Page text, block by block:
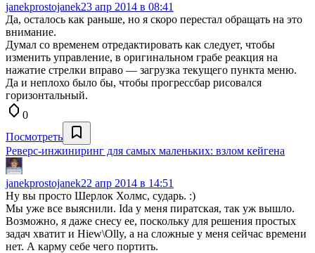
janekprostojanek23 апр 2014 в 08:41
Да, осталось как раньше, но я скоро перестал обращать на это
внимание.
Думал со временем отредактировать как следует, чтобы
изменить управление, в оригинальном грабе реакция на
нажатие стрелки вправо — загрузка текущего пункта меню.
Да и неплохо было бы, чтобы прогрессбар рисовался
горизонтальный.
0
Посмотреть
Реверс-инжиниринг для самых маленьких: взлом кейгена
janekprostojanek22 апр 2014 в 14:51
Ну вы просто Шерлок Холмс, сударь. :)
Мы уже все выяснили. Ida у меня пиратская, так уж вышло.
Возможно, я даже снесу ее, поскольку для решения простых
задач хватит и Hiew\Olly, а на сложные у меня сейчас времени
нет. А карму себе чего портить.